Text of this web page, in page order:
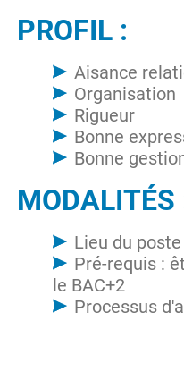
PROFIL :
Aisance
Organisation
Rigueur
Bonne
Bonne
MODALITÉS
Lieu du
Pré-requis :
le BAC+2
Processus